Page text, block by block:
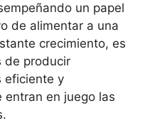
un papel
de alimentar a una
crecimiento, es
de producir
eficiente y
en juego las